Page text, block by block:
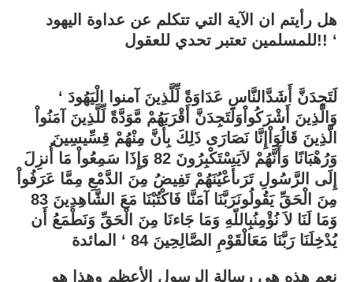
هل رأيتم ان الآية التي تتكلم عن عداوة اليهود
للمسلمين تعتبر تحدي للعقول!! ‘
‘ لَتَجِدَنَّ أَشَدَّالنَّاسِ عَدَاوَةً لِّلَّذِينَ آمنوا الْيَهُودَ
وَالَّذِينَ أَشْرَكُواْوَلَتَجِدَنَّ أَقْرَبَهُمْ مَّوَدَّةً لِّلَّذِينَ آمَنُواْ
الَّذِينَ قَالُوَاْإِنَّا نَصَارَى ذَلِكَ بِأَنَّ مِنْهُمْ قِسِّيسِينَ
وَرُهْبَانًا وَأَنَّهُمْ لاَيَسْتَكْبِرُونَ 82 وَإِذَا سَمِعُواْ مَا أُنزِلَ
إِلَى الرَّسُولِ تَرَىأَعْيُنَهُمْ تَفِيضُ مِنَ الدَّمْعِ مِمَّا عَرَفُواْ
مِنَ الْحَقِّ يَقُولُونَرَبَّنَا آمَنَّا فَاكْتُبْنَا مَعَ الشَّاهِدِينَ 83
وَمَا لَنَا لاَ نُؤْمِنُبِاللّهِ وَمَا جَاءنَا مِنَ الْحَقِّ وَنَطْمَعُ أَن
يُدْخِلَنَا رَبَّنَا مَعَالْقَوْمِ الصَّالِحِينَ 84 ‘ المائدة
نعم هذه هى رسالة الرسول الأعظم وهذا هو